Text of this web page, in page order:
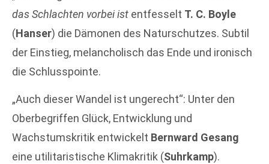
das Schlachten vorbei ist entfesselt T. C. Boyle
(Hanser) die Dämonen des Naturschutzes. Subtil
der Einstieg, melancholisch das Ende und ironisch
die Schlusspointe.
„Auch dieser Wandel ist ungerecht“: Unter den
Oberbegriffen Glück, Entwicklung und
Wachstumskritik entwickelt Bernward Gesang
eine utilitaristische Klimakritik (Suhrkamp).